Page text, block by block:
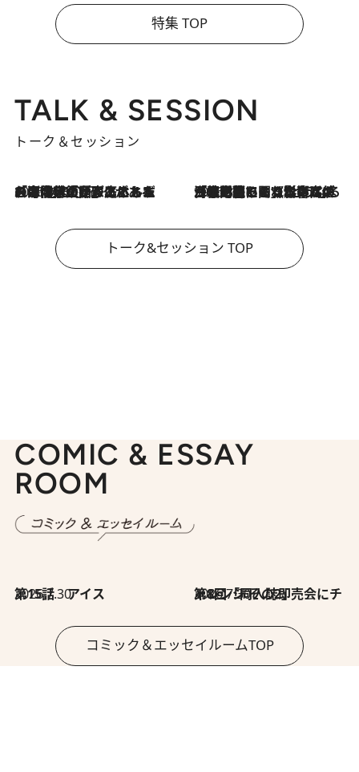
特集 TOP
TALK & SESSION
トーク＆セッション
2026.8.3
「今後値上げがあるとすれば…」「リスクがあるのは今年の冬」エネルギー専門家が語る、ホルムズ海峡封鎖が家庭にもたらす“ある心配” 2026.8.3
「住宅建てられない…」「サーチャージ料の高値が続いている」ホルムズ海峡封鎖による影響はいつまで続く？《エネルギー専門家に聞く“どうなる日本の暮らし”》
トーク&セッション TOP
COMIC & ESSAY
ROOM
2026.7.30
第15話 アイス 2026.7.30
第8回「同人誌即売会にチャレンジ その2」
コミック＆エッセイルームTOP